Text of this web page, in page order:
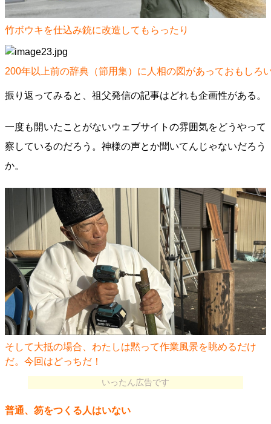
竹ボウキを仕込み銃に改造してもらったり
200年以上前の辞典（節用集）に人相の図があっておもしろ
振り返ってみると、祖父発信の記事はどれも企画性がある。
一度も開いたことがないウェブサイトの雰囲気をどうやって
察しているのだろう。神様の声とか聞いてんじゃないだろう
か。
そして大抵の場合、わたしは黙って作業風景を眺めるだけ
だ。今回はどっちだ！
いったん広告です
普通、笏をつくる人はいない